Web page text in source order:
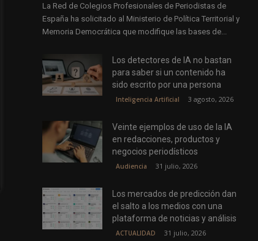
La Red de Colegios Profesionales de Periodistas de
España ha solicitado al Ministerio de Política Territorial y
Memoria Democrática que modifique las bases de...
Los detectores de IA no bastan
para saber si un contenido ha
sido escrito por una persona
Inteligencia Artificial 3 agosto, 2026
Veinte ejemplos de uso de la IA
en redacciones, productos y
negocios periodísticos
Audiencia 31 julio, 2026
Los mercados de predicción dan
el salto a los medios con una
plataforma de noticias y análisis
ACTUALIDAD 31 julio, 2026